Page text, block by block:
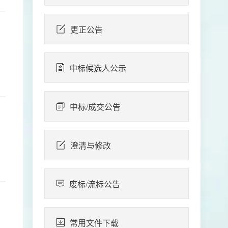
更正公告
中标候选人公示
中标/成交公告
澄清与修改
废标/流标公告
常用文件下载